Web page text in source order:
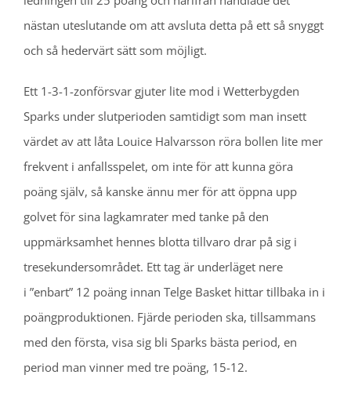
nästan uteslutande om att avsluta detta på ett så snyggt
och så hedervärt sätt som möjligt.
Ett 1-3-1-zonförsvar gjuter lite mod i Wetterbygden
Sparks under slutperioden samtidigt som man insett
värdet av att låta Louice Halvarsson röra bollen lite mer
frekvent i anfallsspelet, om inte för att kunna göra
poäng själv, så kanske ännu mer för att öppna upp
golvet för sina lagkamrater med tanke på den
uppmärksamhet hennes blotta tillvaro drar på sig i
tresekundersområdet. Ett tag är underläget nere
i ”enbart” 12 poäng innan Telge Basket hittar tillbaka in i
poängproduktionen. Fjärde perioden ska, tillsammans
med den första, visa sig bli Sparks bästa period, en
period man vinner med tre poäng, 15-12.